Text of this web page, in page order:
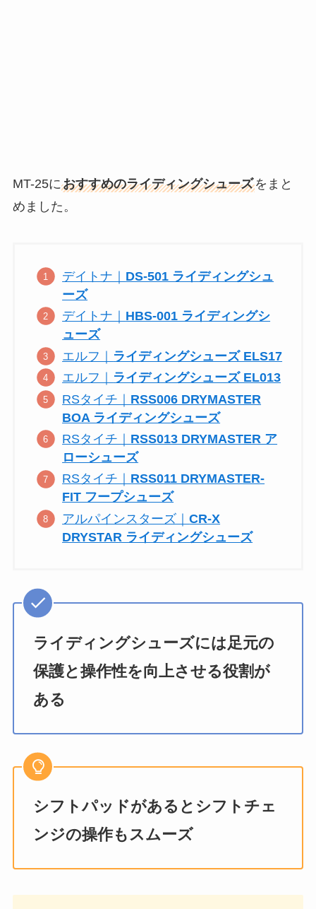
MT-25におすすめのライディングシューズをまと
めました。
デイトナ｜ DS-501 ライディングシュ
ーズ
デイトナ｜ HBS-001 ライディングシ
ューズ
エルフ｜ ライディングシューズ ELS17
エルフ｜ ライディングシューズ EL013
RSタイチ｜ RSS006 DRYMASTER
BOA ライディングシューズ
RSタイチ｜ RSS013 DRYMASTER ア
ローシューズ
RSタイチ｜ RSS011 DRYMASTER-
FIT フープシューズ
アルパインスターズ｜CR-X
DRYSTAR ライディングシューズ
ライディングシューズには足元の
保護と操作性を向上させる役割が
ある
シフトパッドがあるとシフトチェ
ンジの操作もスムーズ